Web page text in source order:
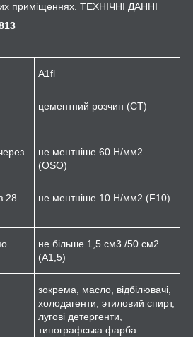
приміщеннях. ТЕХНІЧНІ ДАННІ
A1fl
цементний розчин (CT)
не ментніше 60 Н/мм2
(OSO)
28
не ментніше 10 Н/мм2 (F10)
не більше 1,5 см3 /50 см2
(A1,5)
зокрема, масло, відбілювачі,
холодагенти, этиловий спирт,
лугові детергенти,
типографська фарба.